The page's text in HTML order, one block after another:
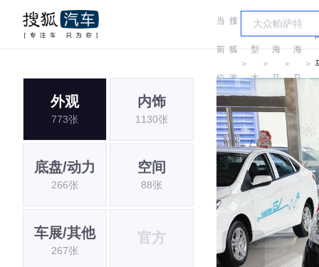
当
前
位
置:
搜
狐
汽
车
＞
车
型
大
全
＞
海
马
＞
海
马
＞
外观
773张
内饰
1130张
底盘/动力
266张
空间
88张
车展/其他
267张
官方